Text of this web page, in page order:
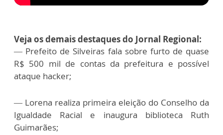
Veja os demais destaques do Jornal Regional:
— Prefeito de Silveiras fala sobre furto de quase
R$ 500 mil de contas da prefeitura e possível
ataque hacker;
— Lorena realiza primeira eleição do Conselho da
Igualdade Racial e inaugura biblioteca Ruth
Guimarães;